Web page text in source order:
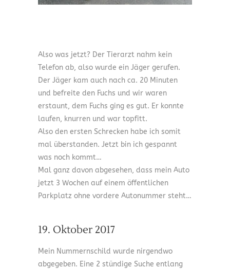
Also was jetzt? Der Tierarzt nahm kein
Telefon ab, also wurde ein Jäger gerufen.
Der Jäger kam auch nach ca. 20 Minuten
und befreite den Fuchs und wir waren
erstaunt, dem Fuchs ging es gut. Er konnte
laufen, knurren und war topfitt.
Also den ersten Schrecken habe ich somit
mal überstanden. Jetzt bin ich gespannt
was noch kommt…
Mal ganz davon abgesehen, dass mein Auto
jetzt 3 Wochen auf einem öffentlichen
Parkplatz ohne vordere Autonummer steht…
19. Oktober 2017
Mein Nummernschild wurde nirgendwo
abgegeben. Eine 2 stündige Suche entlang